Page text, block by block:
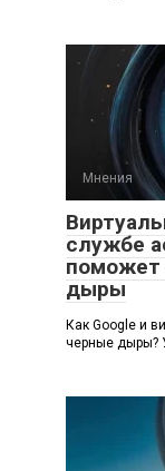
Мнения
службе
поможет
дыры
Как Google и
черные дыры?